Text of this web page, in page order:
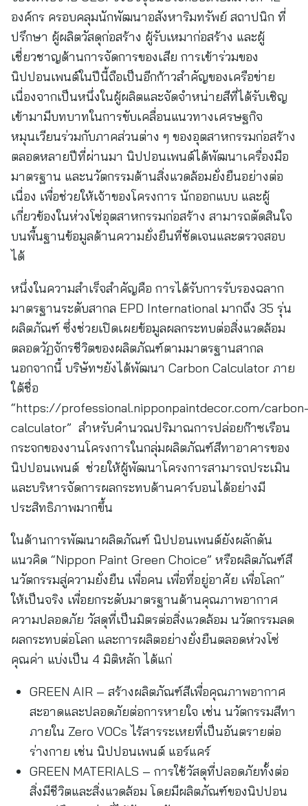
องค์กร ครอบคลุมนักพัฒนาอสังหาริมทรัพย์ สถาปนิก ที่
ปรึกษา ผู้ผลิตวัสดุก่อสร้าง ผู้รับเหมาก่อสร้าง และผู้
เชี่ยวชาญด้านการจัดการของเสีย การเข้าร่วมของ
นิปปอนเพนต์ในปีนี้ถือเป็นอีกก้าวสำคัญของเครือข่าย
เนื่องจากเป็นหนึ่งในผู้ผลิตและจัดจำหน่ายสีที่ได้รับเชิญ
เข้ามามีบทบาทในการขับเคลื่อนแนวทางเศรษฐกิจ
หมุนเวียนร่วมกับภาคส่วนต่าง ๆ ของอุตสาหกรรมก่อสร้าง
ตลอดหลายปีที่ผ่านมา นิปปอนเพนต์ได้พัฒนาเครื่องมือ
มาตรฐาน และนวัตกรรมด้านสิ่งแวดล้อมยั่งยืนอย่างต่อ
เนื่อง เพื่อช่วยให้เจ้าของโครงการ นักออกแบบ และผู้
เกี่ยวข้องในห่วงโซ่อุตสาหกรรมก่อสร้าง สามารถตัดสินใจ
บนพื้นฐานข้อมูลด้านความยั่งยืนที่ชัดเจนและตรวจสอบ
ได้
หนึ่งในความสำเร็จสำคัญคือ การได้รับการรับรองฉลาก
มาตรฐานระดับสากล EPD International มากถึง 35 รุ่น
ผลิตภัณฑ์ ซึ่งช่วยเปิดเผยข้อมูลผลกระทบต่อสิ่งแวดล้อม
ตลอดวัฏจักรชีวิตของผลิตภัณฑ์ตามมาตรฐานสากล
นอกจากนี้ บริษัทฯยังได้พัฒนา Carbon Calculator ภาย
ใต้ชื่อ
“https://professional.nipponpaintdecor.com/carbon-
calculator” สำหรับคำนวณปริมาณการปล่อยก๊าซเรือน
กระจกของงานโครงการในกลุ่มผลิตภัณฑ์สีทาอาคารของ
นิปปอนเพนต์ ช่วยให้ผู้พัฒนาโครงการสามารถประเมิน
และบริหารจัดการผลกระทบด้านคาร์บอนได้อย่างมี
ประสิทธิภาพมากขึ้น
ในด้านการพัฒนาผลิตภัณฑ์ นิปปอนเพนต์ยังผลักดัน
แนวคิด “Nippon Paint Green Choice” หรือผลิตภัณฑ์สี
นวัตกรรมสู่ความยั่งยืน เพื่อคน เพื่อที่อยู่อาศัย เพื่อโลก”
ให้เป็นจริง เพื่อยกระดับมาตรฐานด้านคุณภาพอากาศ
ความปลอดภัย วัสดุที่เป็นมิตรต่อสิ่งแวดล้อม นวัตกรรมลด
ผลกระทบต่อโลก และการผลิตอย่างยั่งยืนตลอดห่วงโซ่
คุณค่า แบ่งเป็น 4 มิติหลัก ได้แก่
GREEN AIR – สร้างผลิตภัณฑ์สีเพื่อคุณภาพอากาศ
สะอาดและปลอดภัยต่อการหายใจ เช่น นวัตกรรมสีทา
ภายใน Zero VOCs ไร้สารระเหยที่เป็นอันตรายต่อ
ร่างกาย เช่น นิปปอนเพนต์ แอร์แคร์
GREEN MATERIALS – การใช้วัสดุที่ปลอดภัยทั้งต่อ
สิ่งมีชีวิตและสิ่งแวดล้อม โดยมีผลิตภัณฑ์ของนิปปอน